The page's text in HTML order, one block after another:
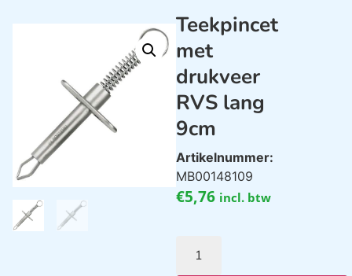
Teekpincet
met
drukveer
RVS lang
9cm
Artikelnummer:
MB00148109
€5,76 incl. btw